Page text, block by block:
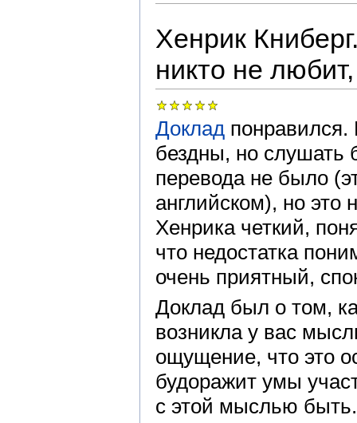
Хенрик
никто не
Доклад
бездны, но слушать
перевода не было
английском), но
Хенрика четкий,
что недостатка
очень приятный,
Доклад был о том,
возникла у вас
ощущение, что это
будоражит умы
с этой мыслью быть.